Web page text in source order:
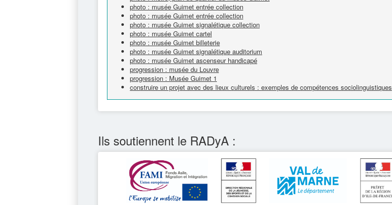
photo : musée Guimet entrée collection
photo : musée Guimet entrée collection
photo : musée Guimet signalétique collection
photo : musée Guimet cartel
photo : musée Guimet billeterie
photo : musée Guimet signalétique auditorium
photo : musée Guimet ascenseur handicapé
progression : musée du Louvre
progression : Musée Guimet 1
construire un projet avec des lieux culturels : exemples de compétences sociolinguistiques
Ils soutiennent le RADyA :